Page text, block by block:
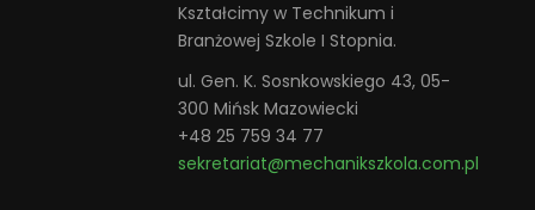
Kształcimy w Technikum i
Branżowej Szkole I Stopnia.
ul. Gen. K. Sosnkowskiego 43, 05-
300 Mińsk Mazowiecki
+48 25 759 34 77
sekretariat@mechanikszkola.com.pl